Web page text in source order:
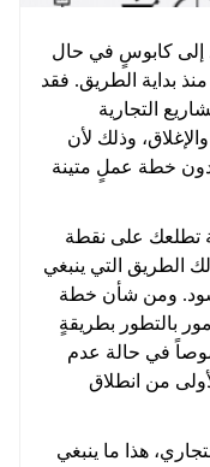
إلى كابوسٍ في حال
بداية الطريق. فقد
التجارية
وذلك لأن
دون خطة عملٍ متينة
تطلعك على نقطة
الطريق التي ينبغي
ومن شأن خطة
بالتطور بطريقةٍ
في حالة عدم
من انطلاق
هذا ما ينبغي